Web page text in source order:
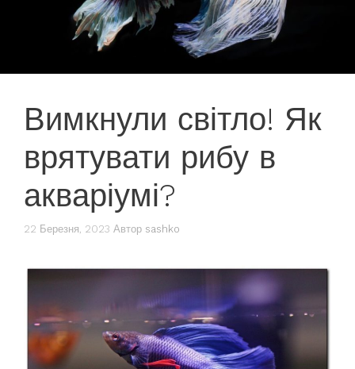
Вимкнули світло! Як
врятувати рибу в
акваріумі?
22 Березня, 2023 Автор sashko